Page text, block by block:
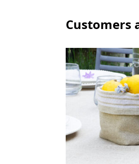
Customers